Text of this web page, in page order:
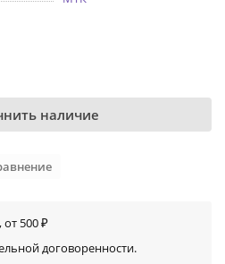
наличие
от 500 ₽
договоренности.